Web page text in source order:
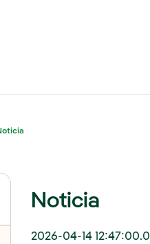
Noticia
2026-04-14 12:47:00.0